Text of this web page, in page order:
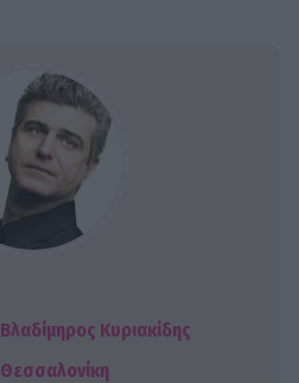
Βλαδίμηρος Κυριακίδης
Θεσσαλονίκη